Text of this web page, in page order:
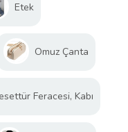
Etek
Omuz Çanta
Feracesi, Kabı